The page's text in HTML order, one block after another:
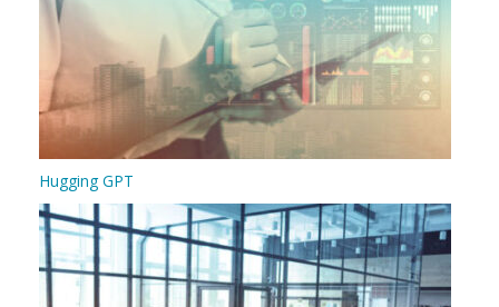
Hugging GPT